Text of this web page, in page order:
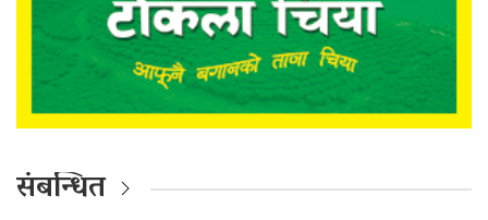
संबन्धित